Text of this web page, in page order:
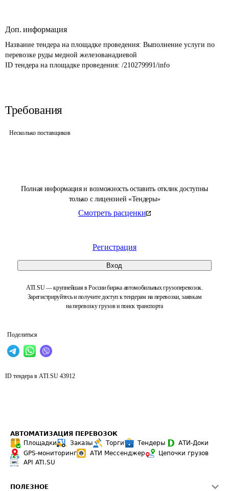
Полная информация и возможность оставить отклик доступны
только с лицензией «Тендеры»
Смотреть расценки
Регистрация
Вход
ATI.SU — крупнейшая в России биржа автомобильных грузоперевозок.
Зарегистрируйтесь и получите доступ к тендерам на перевозки, заявкам
на перевозку грузов и поиск транспорта
Поделиться
Доп. информация
Название тендера на площадке проведения: Выполнение услуги по
перевозке руды медной железованадиевой
ID тендера на площадке проведения: /210279991/info
Требования
Несколько поставщиков
ID тендера в ATI.SU 43912
АВТОМАТИЗАЦИЯ ПЕРЕВОЗОК
Площадки
Заказы Торги Тендеры
АТИ-Доки
GPS-мониторинг
АТИ Мессенджер
Цепочки грузов
API ATI.SU
ПОЛЕЗНОЕ